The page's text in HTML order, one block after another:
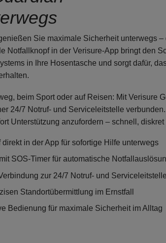
Sie maximale Sicherheit unterwegs –
Notfallknopf in der Verisure-App bringt den
in Ihre Hosentasche und sorgt dafür,
.
beim Sport oder auf Reisen: Mit Verisure
24/7 Notruf- und Serviceleitstelle verbunden
Unterstützung anzufordern – schnell,
in der App für sofortige Hilfe unterwegs
SOS-Timer für automatische
zur 24/7 Notruf- und Serviceleitstelle
Standortübermittlung im Ernstfall
Bedienung für maximale Sicherheit im Alltag